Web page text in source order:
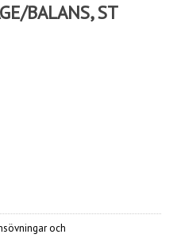
BALANS, ST
och